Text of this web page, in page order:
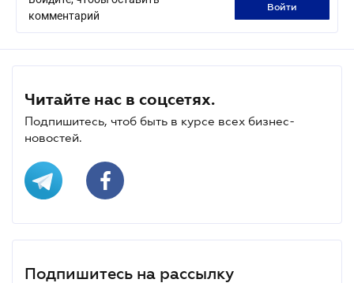
комментарий
войти
Читайте нас в соцсетях.
Подпишитесь, чтоб быть в курсе всех бизнес-
новостей.
Подпишитесь на рассылку